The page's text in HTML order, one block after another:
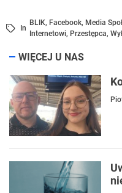
In
BLIK, Facebook, Media
Internetowi, Przestępca,
WIĘCEJ U NAS